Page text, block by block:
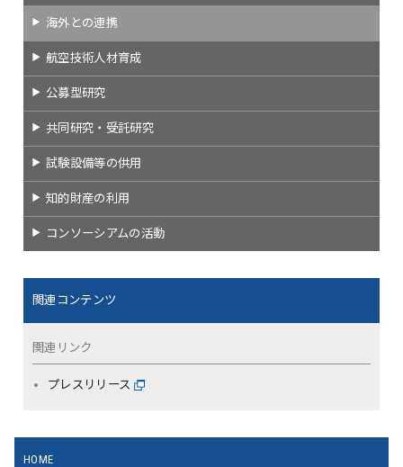
海外との連携
航空技術人材育成
公募型研究
共同研究・受託研究
試験設備等の供用
知的財産の利用
コンソーシアムの活動
関連コンテンツ
関連リンク
プレスリリース
HOME